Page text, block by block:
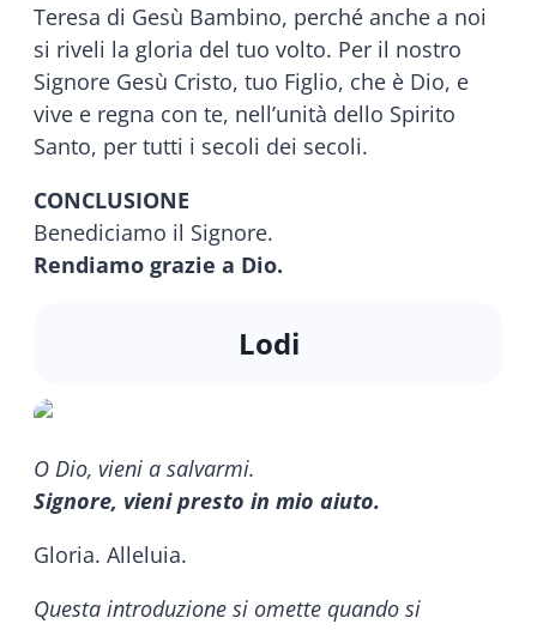
Teresa di Gesù Bambino, perché anche a noi
si riveli la gloria del tuo volto. Per il nostro
Signore Gesù Cristo, tuo Figlio, che è Dio, e
vive e regna con te, nell’unità dello Spirito
Santo, per tutti i secoli dei secoli.
CONCLUSIONE
Benediciamo il Signore.
Rendiamo grazie a Dio.
Lodi
O Dio, vieni a salvarmi.
Signore, vieni presto in mio aiuto.
Gloria. Alleluia.
Questa introduzione si omette quando si